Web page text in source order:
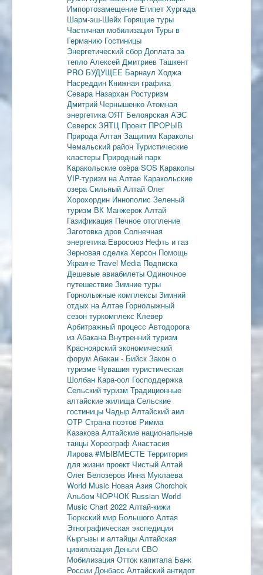
Импортозамещение Египет Хургада
Шарм-эш-Шейх Горящие туры
Частичная мобилизация Туры в
Германию Гостиницы
Энергетический сбор Доплата за
тепло Алексей Дмитриев Ташкент
PRO БУДУЩЕЕ Барнаул Ходжа
Насреддин Книжная графика
Севара Назархан Ростуризм
Дмитрий Чернышенко Атомная
энергетика ОЯТ Белоярская АЭС
Северск ЗЯТЦ Проект ПРОРЫВ
Природа Алтая Защитим Караколы
Чемальский район Туристические
кластеры Природный парк
Каракольские озёра SOS Караколы
VIP-туризм на Алтае Каракольские
озера Сильный Алтай Олег
Хорохордин Иннополис Зеленый
туризм ВК Манжерок Алтай
Газификация Печное отопление
Заготовка дров Солнечная
энергетика Евросоюз Нефть и газ
Зерновая сделка Херсон Помощь
Украине Travel Media Подписка
Дешевые авиабилеты Одиночное
путешествие Зимние туры
Горнолыжные комплексы Зимний
отдых на Алтае Горнолыжный
сезон туркомплекс Клевер
Арбитражный процесс Автодорога
из Абакана Внутренний туризм
Красноярский экономический
форум Абакан - Бийск Закон о
туризме Чувашия туристическая
Шолбан Кара-оол Господдержка
Сельский туризм Традиционные
алтайские жилища Сельские
гостиницы Чадыр Алтайский аил
ОТР Страна поэтов Римма
Казакова Алтайские национальные
танцы Хореограф Анастасия
Лирова #МЫВМЕСТЕ Территория
для жизни проект Чистый Алтай
Олег Белозеров Инна Муклаева
World Music Новая Азия Chorchok
Альбом ЧОРЧОК Russian World
Music Chart 2022 Алтай-кижи
Тюркский мир Большого Алтая
Этнографическая экспедиция
Кыргызы и алтайцы Алтайская
цивилизация Деньги СВО
Мобилизация Отток капитала Банк
России Донбасс Алтайский антидот